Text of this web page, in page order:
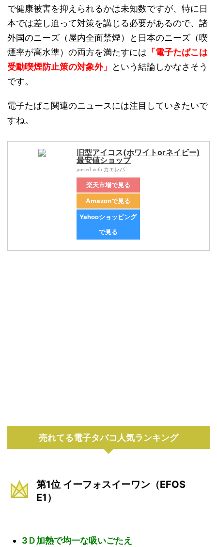
で健康被害を抑えられるかは未知数ですが、特に日
本では差し迫って対策を講じる必要があるので、諸
外国のニーズ（屋内全面禁煙）と日本のニーズ（喫
煙率が高水準）の両方を満たすには 「電子たばこは
受動喫煙防止策の対象外」
という結論しかなさそう
です。
電子たばこ関連のニュースには注目していきたいで
すね。
旧型アイコス(ホワイトorネイビー)
最安値ショップ
posted with カエレバ
楽天市場で見る
Amazonで見る
Yahooショッピング
で見る
売れてる電子タバコ人気ランキング
第1位 イーフォスイーワン（EFOS
E1）
3Ｄ加熱で均一な吸いごたえ